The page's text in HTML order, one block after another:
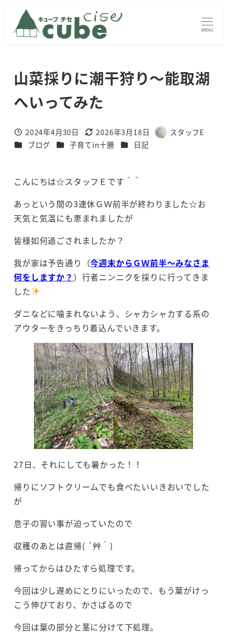
MENU
山菜採りに潮干狩り～能取湖
へいってみた
投稿日
2024年4月30日
更新日
2026年3月18日
著
スタッフE
カテゴリー
ブログ カテゴリー
子育てin十勝 カテゴリー
日記
こんにちは☆スタッフＥです＾＾
あっという間の3連休ＧＷ前半が終わりました☆お
天気と気温にも恵まれましたが
皆様如何過ごされましたか？
我が家は予告通り（今週末からＧＷ前半～みなさま
何をしますか？ ）行者ニンニクを採りに行ってきま
した
ダニなどに噛まれないよう、シャカシャカする系の
アウターをきっちり着込んでいきます。
27日、それにしても暑かった！！
帰りにソフトクリームでも食べたいいきおいでした
が
息子の習い事が迫っていたので
収穫のあとは直帰( ´艸｀)
帰ってからはひたすら処理です。
今回は少し遅めにとりにいったので、もう葉がけっ
こう伸びており、かさばるので
今回は葉の部分と茎に分けて下処理。